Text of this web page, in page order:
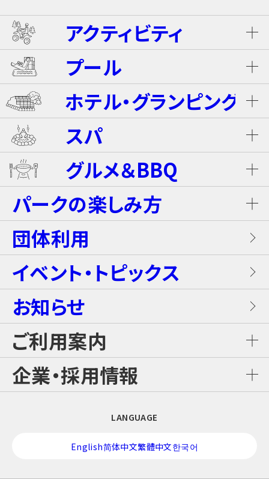
アクティビティ
ネスタ･バギーツアー（別途有料）
ライジング・バギー Level S
ライジング・バギー
キャンディー・カート＜1Dayパス不要＞
ブラスター・バトルフィールド
ワイルド・カヌー
スカイジャングル スリルコース
スカイジャングル ファンコース
スカイジャングル ジップライン
プール
ウォータースライダー
プール
屋内キッズプール
レンタル席
フード
おすすめチケット
ホテル・グランピング
ホテル ザ・ネスタ＆スパ
グランピングキャビン
プレミアテラス
メゾネットスイートヴィラ
ロイヤルスイートヴィラ
カジュアルコテージ
スパ
温泉
岩盤浴（着衣サウナ）
お食事
施設案内
ご利用料金
グルメ＆BBQ
ホテルブッフェ(朝食・夕食)
ALL DAY DINING GRANDISH
GLAMP BBQ
GLAMP LUNCH
日本料理 さざんか
酒バー はりま
パークの楽しみ方
【団体向け！】労働組合ファミリー交流イベ
ントプラン
アクティブ・プラン
雨の日プラン
修学旅行プラン！
団体利用
イベント・トピックス
お知らせ
ご利用案内
チケット購入・料金案内
企業・採用情報
LANGUAGE
English简体中文繁體中文한국어